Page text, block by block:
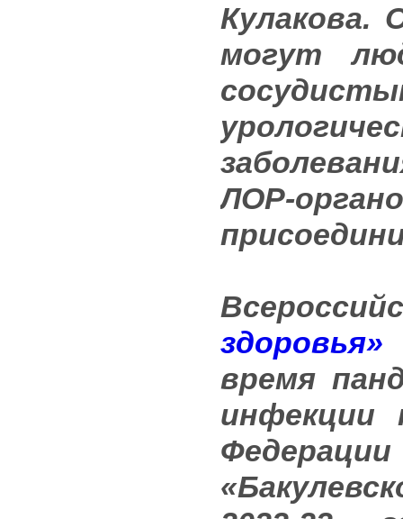
Кулакова.
могут
ЛОР-
здоровья»
время
инфекции